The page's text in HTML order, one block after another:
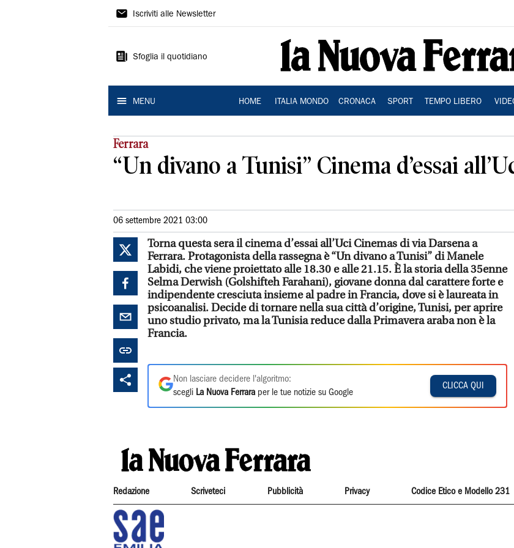
La
Ferrara
Iscriviti alle Newsletter
Sfoglia il quotidiano
MENU HOME ITALIA MONDO CRONACA SPORT TEMPO LIBERO
Ferrara
“Un divano a Tunisi” Cinema d’essai
06 settembre 2021 03:00
Torna questa sera il cinema d’essai all’Uci Cinemas di via Darsena a
Ferrara. Protagonista della rassegna è “Un divano a Tunisi” di Manele
Labidi, che viene proiettato alle 18.30 e alle 21.15. È la storia della 35enne
Selma Derwish (Golshifteh Farahani), giovane donna dal carattere forte e
indipendente cresciuta insieme al padre in Francia, dove si è laureata in
psicoanalisi. Decide di tornare nella sua città d’origine, Tunisi, per aprire
uno studio privato, ma la Tunisia reduce dalla Primavera araba non è la
Francia.
Non lasciare decidere l'algoritmo:
scegli La Nuova Ferrara per le tue notizie su Google
CLICCA QUI
Redazione Scriveteci Pubblicità Privacy Codice Etico e Modello 231